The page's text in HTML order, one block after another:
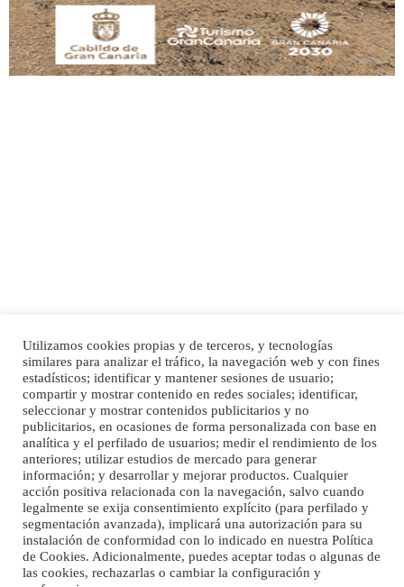
SHIBA PERDIDO AVDA JOSE MESA Y LOPEZ
PERRO MACHO RAZA SHIBA CON MICROCHIP PERDIDO HOY 06/07/2025 ZONA
MESA Y LOPEZ. ES MUY ASUSTADIZO
Leales.org » Gran Canaria | 6.7.2025
Ninfa perdida
El día 5 se los perdió una ninfa papillera, asustada tiene miedo a la calle, se
Inicio Publicidad
Política de privacidad
Aviso Legal
Cláusula de Cookies
Enlaces de interés
Utilizamos cookies propias y de terceros, y tecnologías
similares para analizar el tráfico, la navegación web y con fines
estadísticos; identificar y mantener sesiones de usuario;
compartir y mostrar contenido en redes sociales; identificar,
seleccionar y mostrar contenidos publicitarios y no
publicitarios, en ocasiones de forma personalizada con base en
analítica y el perfilado de usuarios; medir el rendimiento de los
anteriores; utilizar estudios de mercado para generar
información; y desarrollar y mejorar productos. Cualquier
acción positiva relacionada con la navegación, salvo cuando
legalmente se exija consentimiento explícito (para perfilado y
segmentación avanzada), implicará una autorización para su
instalación de conformidad con lo indicado en nuestra Política
de Cookies. Adicionalmente, puedes aceptar todas o algunas de
las cookies, rechazarlas o cambiar la configuración y